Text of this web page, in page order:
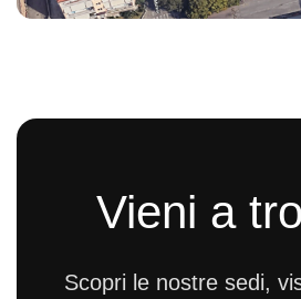
Vieni a
Scopri le nostre sedi,